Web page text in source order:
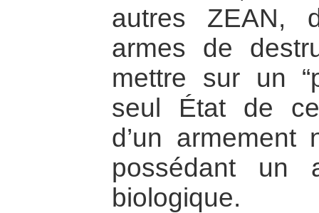
autres ZEAN,
armes de
mettre sur un
seul État de
d’un armement
possédant un
biologique.